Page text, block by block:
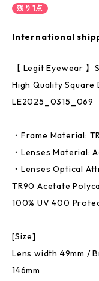
残り1点
International
【 Legit Eyewear
High Quality Square
LE2025_0315_069
・Frame Material:
・Lenses Material:
・Lenses Optical
TR90 Acetate
100% UV 400
[Size]
Lens width 49mm /
146mm